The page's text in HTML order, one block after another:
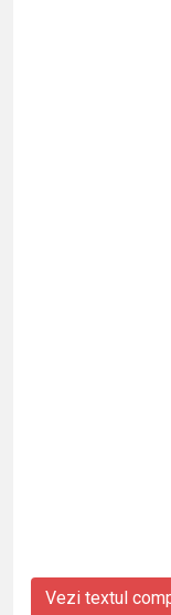
Vezi textul